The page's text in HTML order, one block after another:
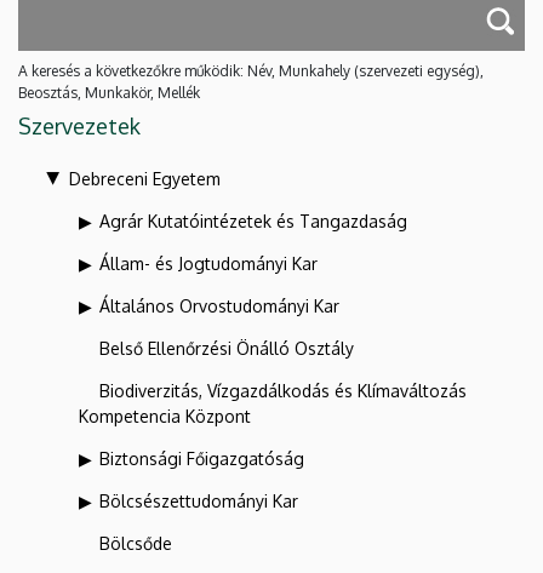
A keresés a következőkre működik: Név, Munkahely (szervezeti egység),
Beosztás, Munkakör, Mellék
Szervezetek
Debreceni Egyetem
Agrár Kutatóintézetek és Tangazdaság
Állam- és Jogtudományi Kar
Általános Orvostudományi Kar
Belső Ellenőrzési Önálló Osztály
Biodiverzitás, Vízgazdálkodás és Klímaváltozás
Kompetencia Központ
Biztonsági Főigazgatóság
Bölcsészettudományi Kar
Bölcsőde